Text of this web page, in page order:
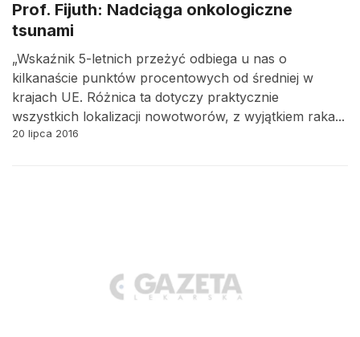
Prof. Fijuth: Nadciąga onkologiczne
tsunami
„Wskaźnik 5-letnich przeżyć odbiega u nas o
kilkanaście punktów procentowych od średniej w
krajach UE. Różnica ta dotyczy praktycznie
wszystkich lokalizacji nowotworów, z wyjątkiem raka...
20 lipca 2016